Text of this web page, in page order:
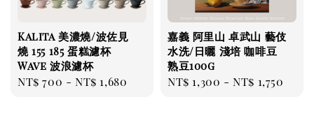
Kalita 美濃燒/波佐見
燒 155 185 蛋糕濾杯
Wave 波浪濾杯
Regular
NT$ 700 -NT$ 1,680
嘉義 阿里山 卓武山 藝伎
水洗/日曬 淺培 咖啡豆
熟豆100g
Regular
NT$ 1,300 -NT$ 1,750